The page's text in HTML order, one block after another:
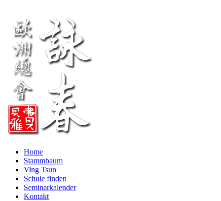
Home
Stammbaum
Ving Tsun
Schule finden
Seminarkalender
Kontakt